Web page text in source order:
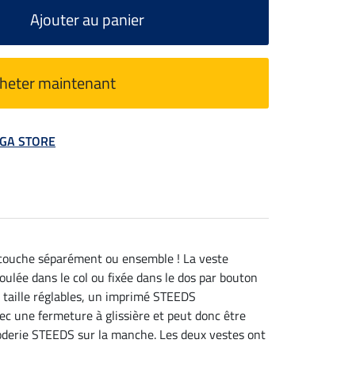
Ajouter au panier
maintenant
STORE
séparément ou ensemble ! La veste
dans le col ou fixée dans le dos par bouton
réglables, un imprimé STEEDS
une fermeture à glissière et peut donc être
STEEDS sur la manche. Les deux vestes ont